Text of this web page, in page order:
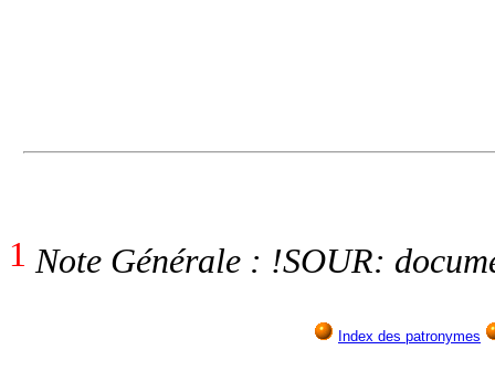
1 Note Générale : !SOUR:
Index des patronymes